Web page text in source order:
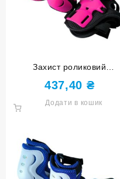
Захист роликовий
наколінники, налокітники,
накладки на кисті розмір L
HJ-HDD-L-rose red
437,40 ₴
Додати в кошик